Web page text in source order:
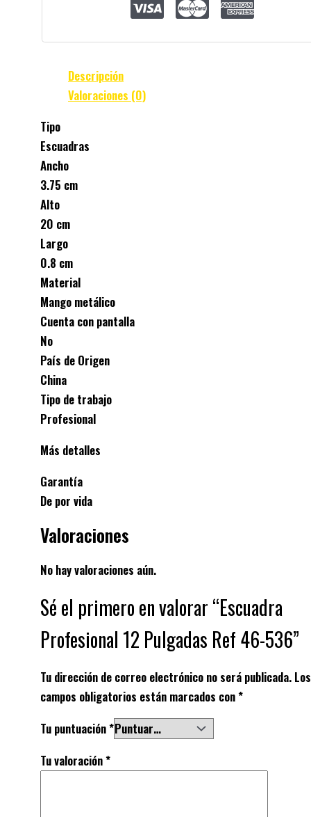
Descripción
Valoraciones (0)
Tipo
Escuadras
Ancho
3.75 cm
Alto
20 cm
Largo
0.8 cm
Material
Mango metálico
Cuenta con pantalla
No
País de Origen
China
Tipo de trabajo
Profesional
Más detalles
Garantía
De por vida
Valoraciones
No hay valoraciones aún.
Sé el primero en valorar “Escuadra
Profesional 12 Pulgadas Ref 46-536”
Tu dirección de correo electrónico no será publicada. Los
campos obligatorios están marcados con*
Tu puntuación*
Tu valoración*